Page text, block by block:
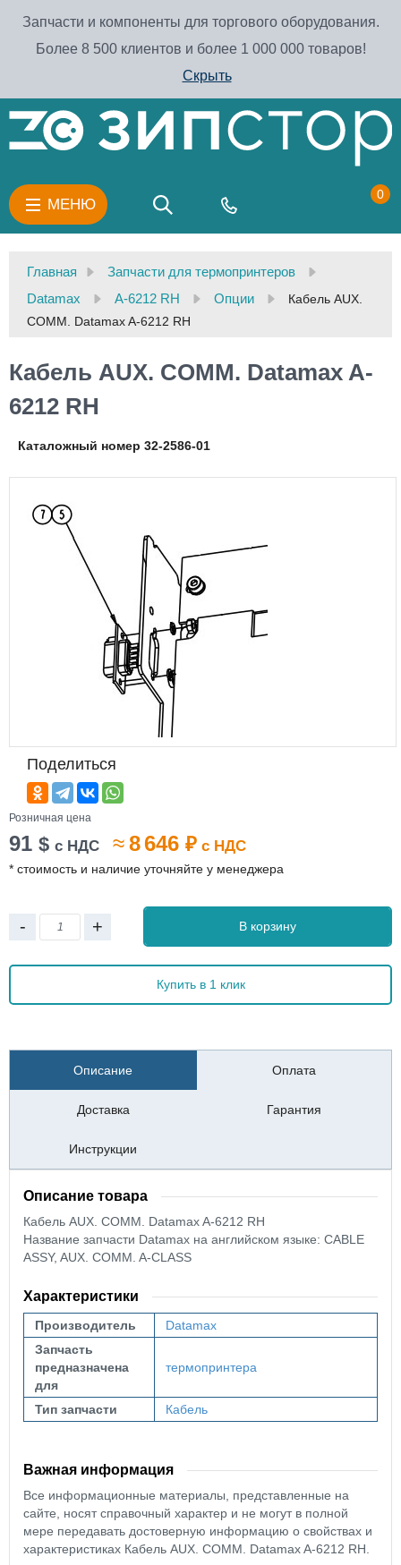
Запчасти и компоненты для торгового оборудования.
Более 8 500 клиентов и более 1 000 000 товаров!
Скрыть
МЕНЮ
0
Главная
Запчасти для термопринтеров
Datamax
A-6212 RH Опции
Кабель AUX.
COMM. Datamax A-6212 RH
Кабель AUX. COMM. Datamax A-
6212 RH
Каталожный номер 32-2586-01
Поделиться
Розничная цена
91 $ с НДС ≈8 646 ₽ с НДС
* стоимость и наличие уточняйте у менеджера
- + В корзину
Купить в 1 клик
Описание Оплата
Доставка Гарантия
Инструкции
Описание товара
Кабель AUX. COMM. Datamax A-6212 RH
Название запчасти Datamax на английском языке: CABLE
ASSY, AUX. COMM. A-CLASS
Характеристики
Производитель
Datamax
Запчасть
предназначена
для
термопринтера
Тип запчасти Кабель
Важная информация
Все информационные материалы, представленные на
сайте, носят справочный характер и не могут в полной
мере передавать достоверную информацию о свойствах и
характеристиках Кабель AUX. COMM. Datamax A-6212 RH.